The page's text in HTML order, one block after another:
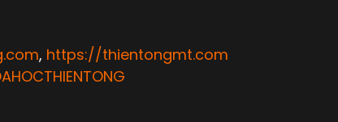
, https://thientongmt.com